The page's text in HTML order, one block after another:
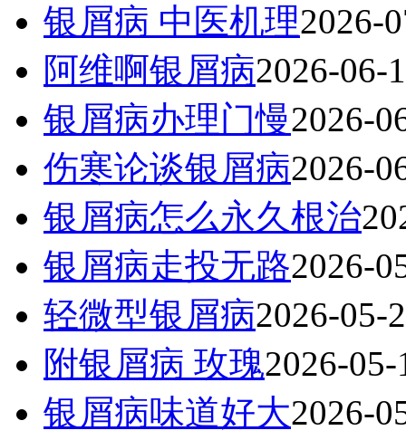
银屑病 中医机理2026-
阿维啊银屑病2026-06-
银屑病办理门慢2026-
伤寒论谈银屑病2026-
银屑病怎么永久根治
银屑病走投无路2026-
轻微型银屑病2026-05-
附银屑病 玫瑰2026-05-
银屑病味道好大2026-